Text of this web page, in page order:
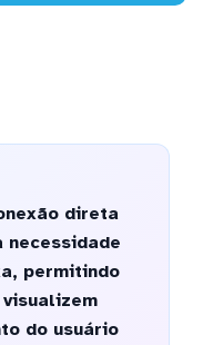
direta
necessidade
permitindo
do usuário